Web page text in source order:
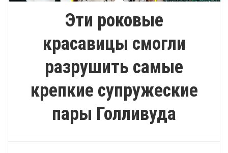
Эти роковые
красавицы смогли
разрушить самые
крепкие супружеские
пары Голливуда